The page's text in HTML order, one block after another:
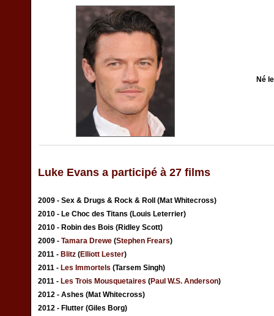
Né
Luke Evans a participé à 27 films
2009 - Sex & Drugs & Rock & Roll (Mat Whitecross)
2010 - Le Choc des Titans (Louis Leterrier)
2010 - Robin des Bois (Ridley Scott)
2009 - Tamara Drewe (Stephen Frears)
2011 - Blitz (Elliott Lester)
2011 - Les Immortels (Tarsem Singh)
2011 - Les Trois Mousquetaires (Paul W.S. Anderson)
2012 - Ashes (Mat Whitecross)
2012 - Flutter (Giles Borg)